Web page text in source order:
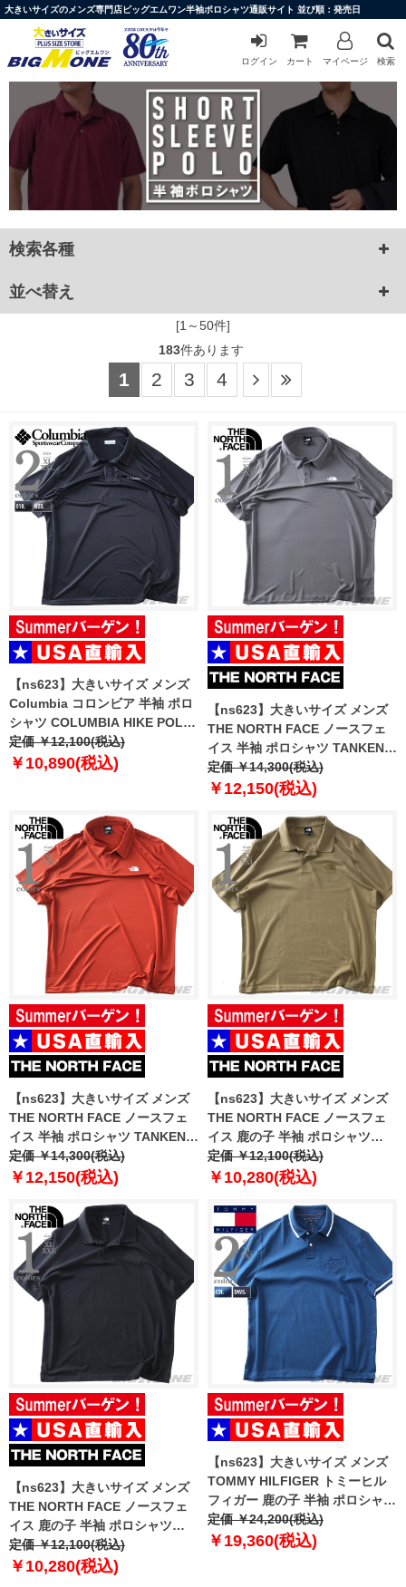
大きいサイズのメンズ専門店ビッグエムワン半袖ポロシャツ通販サイト 並び順：発売日
ログイン カート マイページ 検索
検索各種
並べ替え
[1～50件]
183件あります
1 2 3 4
【ns623】大きいサイズ メンズ
Columbia コロンビア 半袖 ポロ
シャツ COLUMBIA HIKE POLO
USA直輸入 1990401
定価 ￥12,100(税込)
￥10,890(税込)
【ns623】大きいサイズ メンズ
THE NORTH FACE ノースフェ
イス 半袖 ポロシャツ TANKEN
POLO USA直輸入 nf0a2waz-
0uz
定価 ￥14,300(税込)
￥12,150(税込)
【ns623】大きいサイズ メンズ
THE NORTH FACE ノースフェ
イス 半袖 ポロシャツ TANKEN
POLO USA直輸入 nf0a2waz-g6i
定価 ￥14,300(税込)
￥12,150(税込)
【ns623】大きいサイズ メンズ
THE NORTH FACE ノースフェ
イス 鹿の子 半袖 ポロシャツ
ESS RG POLO USA直輸入
nf0a8c1p-2el
定価 ￥12,100(税込)
￥10,280(税込)
【ns623】大きいサイズ メンズ
THE NORTH FACE ノースフェ
イス 鹿の子 半袖 ポロシャツ
ESS RG POLO USA直輸入
nf0a8c1p-jk3
定価 ￥12,100(税込)
￥10,280(税込)
【ns623】大きいサイズ メンズ
TOMMY HILFIGER トミーヒル
フィガー 鹿の子 半袖 ポロシャツ
USA直輸入 mw0mw42769
定価 ￥24,200(税込)
￥19,360(税込)